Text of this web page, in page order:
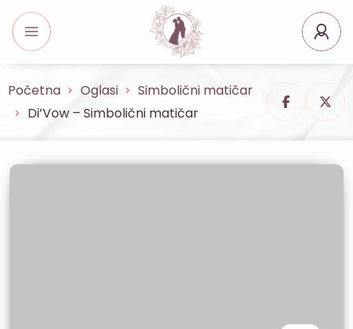
Početna Oglasi
Simbolični matičar
Di’Vow – Simbolični matičar